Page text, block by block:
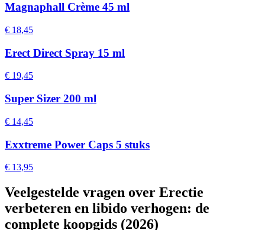
Magnaphall Crème 45 ml
€ 18,45
Erect Direct Spray 15 ml
€ 19,45
Super Sizer 200 ml
€ 14,45
Exxtreme Power Caps 5 stuks
€ 13,95
Veelgestelde vragen over Erectie
verbeteren en libido verhogen: de
complete koopgids (2026)